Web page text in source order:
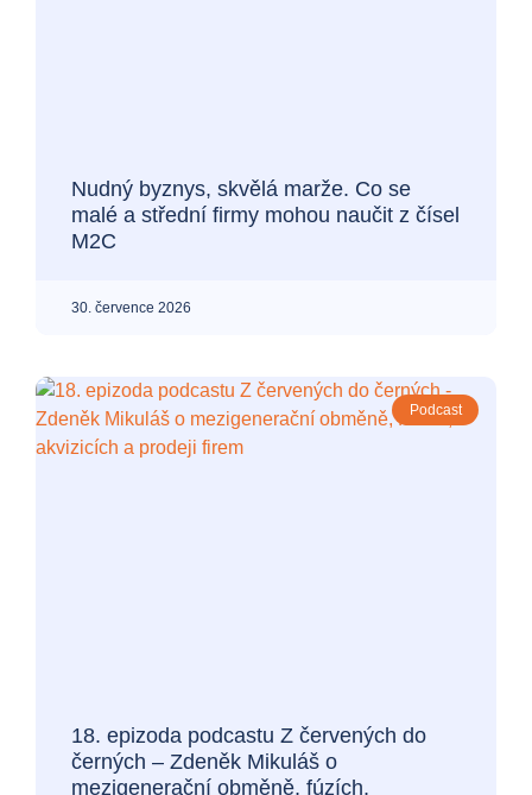
Nudný byznys, skvělá marže. Co se
malé a střední firmy mohou naučit z čísel
M2C
30. července 2026
Podcast
18. epizoda podcastu Z červených do
černých – Zdeněk Mikuláš o
mezigenerační obměně, fúzích,